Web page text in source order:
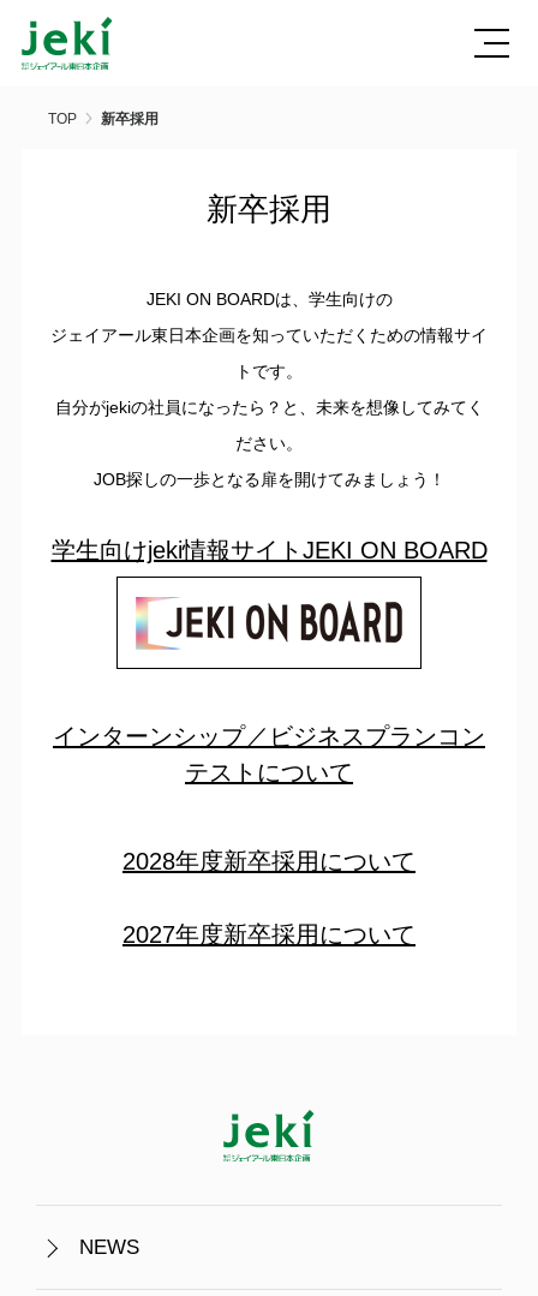
TOP 新卒採用
新卒採用
JEKI ON BOARDは、学生向けの
ジェイアール東日本企画を知っていただくための情報サイ
トです。
自分がjekiの社員になったら？と、未来を想像してみてく
ださい。
JOB探しの一歩となる扉を開けてみましょう！
学生向けjeki情報サイトJEKI ON BOARD
インターンシップ／ビジネスプランコン
テストについて
2028年度新卒採用について​
2027年度新卒採用について
NEWS